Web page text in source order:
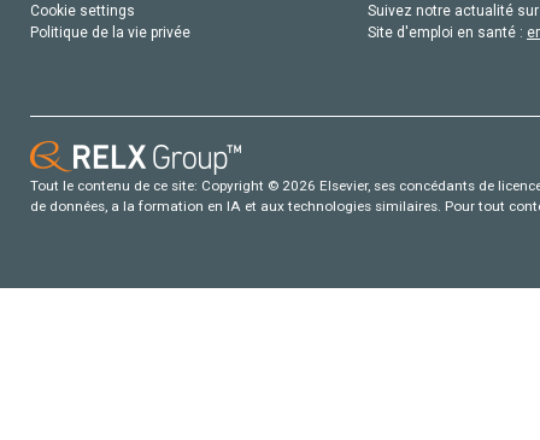
Cookie settings
Politique de la vie privée
Suivez notre actualité
Site d'emploi en santé :
Tout le contenu de ce site: Copyright © 2026 Elsevier, ses concédants de
de données, a la formation en IA et aux technologies similaires. Pour tout